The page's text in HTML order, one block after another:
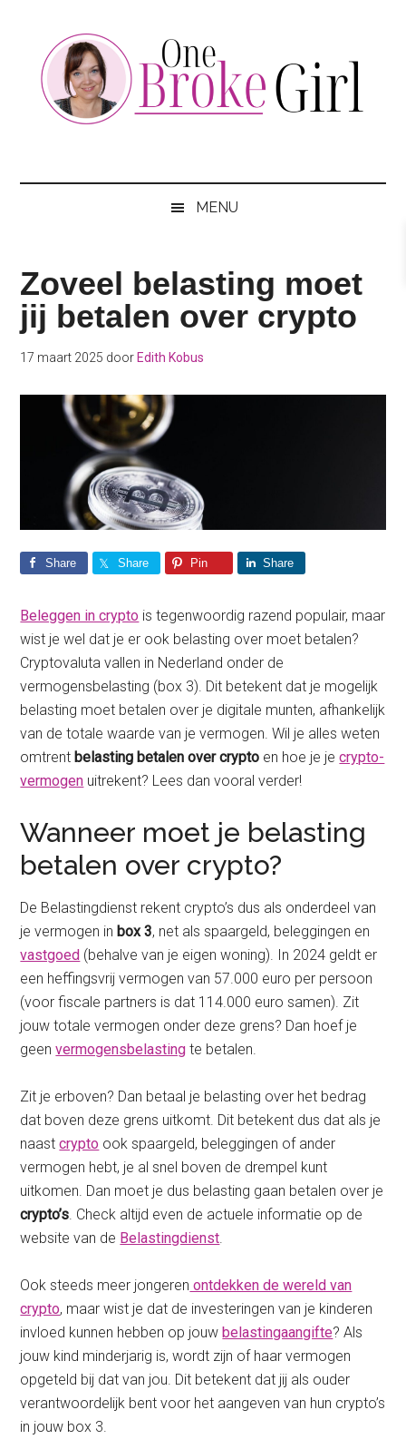
content
secondary
MENU
Zoveel belasting moet
jij betalen over crypto
17 maart 2025 door Edith Kobus
Share Share Pin Share
Beleggen in crypto is tegenwoordig razend populair, maar
wist je wel dat je er ook belasting over moet betalen?
Cryptovaluta vallen in Nederland onder de
vermogensbelasting (box 3). Dit betekent dat je mogelijk
belasting moet betalen over je digitale munten, afhankelijk
van de totale waarde van je vermogen. Wil je alles weten
omtrentbelasting betalen over crypto en hoe je jecrypto-
vermogen uitrekent? Lees dan vooral verder!
Wanneer moet je belasting
betalen over crypto?
De Belastingdienst rekent crypto’s dus als onderdeel van
je vermogen inbox 3, net als spaargeld, beleggingen en
vastgoed (behalve van je eigen woning). In 2024 geldt er
een heffingsvrij vermogen van 57.000 euro per persoon
(voor fiscale partners is dat 114.000 euro samen). Zit
jouw totale vermogen onder deze grens? Dan hoef je
geenvermogensbelasting te betalen.
Zit je erboven? Dan betaal je belasting over het bedrag
dat boven deze grens uitkomt. Dit betekent dus dat als je
naastcrypto ook spaargeld, beleggingen of ander
vermogen hebt, je al snel boven de drempel kunt
uitkomen. Dan moet je dus belasting gaan betalen over je
crypto’s. Check altijd even de actuele informatie op de
website van de Belastingdienst.
Ook steeds meer jongeren ontdekken de wereld van
crypto, maar wist je dat de investeringen van je kinderen
invloed kunnen hebben op jouwbelastingaangifte? Als
jouw kind minderjarig is, wordt zijn of haar vermogen
opgeteld bij dat van jou. Dit betekent dat jij als ouder
verantwoordelijk bent voor het aangeven van hun crypto’s
in jouw box 3.